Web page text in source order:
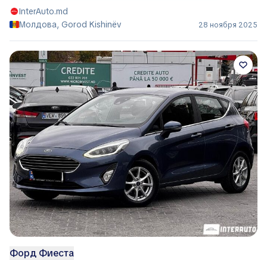
InterAuto.md
Молдова, Gorod Kishinëv
28 ноября 2025
Форд Фиеста